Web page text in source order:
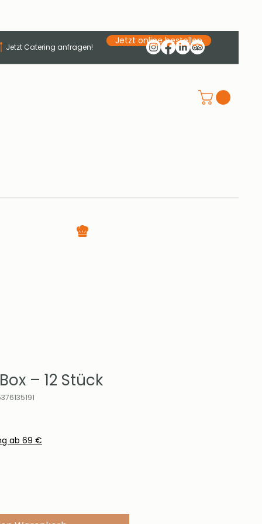
Jetzt Catering anfragen!
Jetzt online bestellen
– 12 Stück
ab 69 €